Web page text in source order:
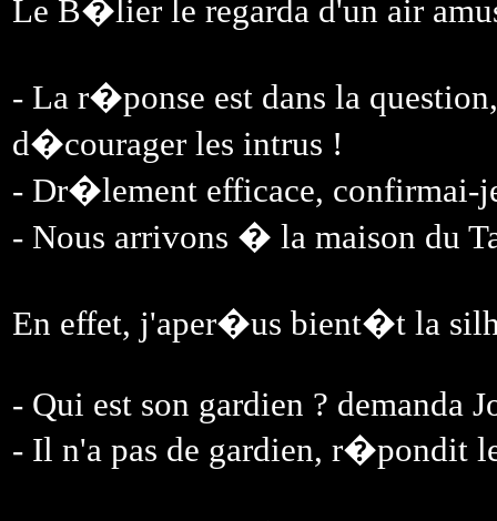
Le B�lier le regarda d'un air
- La r�ponse est dans la
d�courager les intrus !
- Dr�lement efficace, confirmai-
- Nous arrivons � la maison du
En effet, j'aper�us bient�t la
- Qui est son gardien ? demanda
- Il n'a pas de gardien, r�pondit